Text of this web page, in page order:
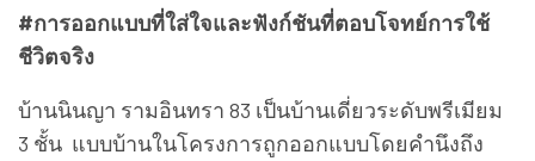
#การออกแบบที่ใส่ใจและฟังก์ชันที่ตอบโจทย์การใช้
ชีวิตจริง
บ้านนินญา รามอินทรา 83 เป็นบ้านเดี่ยวระดับพรีเมียม
3 ชั้น แบบบ้านในโครงการถูกออกแบบโดยคำนึงถึง